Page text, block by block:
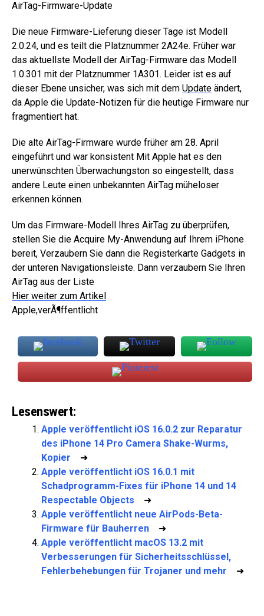
AirTag-Firmware-Update
Die neue Firmware-Lieferung dieser Tage ist Modell
2.0.24, und es teilt die Platznummer 2A24e. Früher war
das aktuellste Modell der AirTag-Firmware das Modell
1.0.301 mit der Platznummer 1A301. Leider ist es auf
dieser Ebene unsicher, was sich mit dem Update ändert,
da Apple die Update-Notizen für die heutige Firmware nur
fragmentiert hat.
Die alte AirTag-Firmware wurde früher am 28. April
eingeführt und war konsistent Mit Apple hat es den
unerwünschten Überwachungston so eingestellt, dass
andere Leute einen unbekannten AirTag müheloser
erkennen können.
Um das Firmware-Modell Ihres AirTag zu überprüfen,
stellen Sie die Acquire My-Anwendung auf Ihrem iPhone
bereit, Verzaubern Sie dann die Registerkarte Gadgets in
der unteren Navigationsleiste. Dann verzaubern Sie Ihren
AirTag aus der Liste
Hier weiter zum Artikel
Apple,verÃ¶ffentlicht
Lesenswert:
Apple veröffentlicht iOS 16.0.2 zur Reparatur
des iPhone 14 Pro Camera Shake-Wurms,
Kopier ➜
Apple veröffentlicht iOS 16.0.1 mit
Schadprogramm-Fixes für iPhone 14 und 14
Respectable Objects ➜
Apple veröffentlicht neue AirPods-Beta-
Firmware für Bauherren ➜
Apple veröffentlicht macOS 13.2 mit
Verbesserungen für Sicherheitsschlüssel,
Fehlerbehebungen für Trojaner und mehr ➜